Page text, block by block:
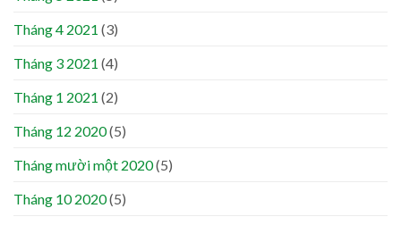
Tháng 4 2021 (3)
Tháng 3 2021 (4)
Tháng 1 2021 (2)
Tháng 12 2020(5)
Tháng mười một 2020(5)
Tháng 10 2020(5)